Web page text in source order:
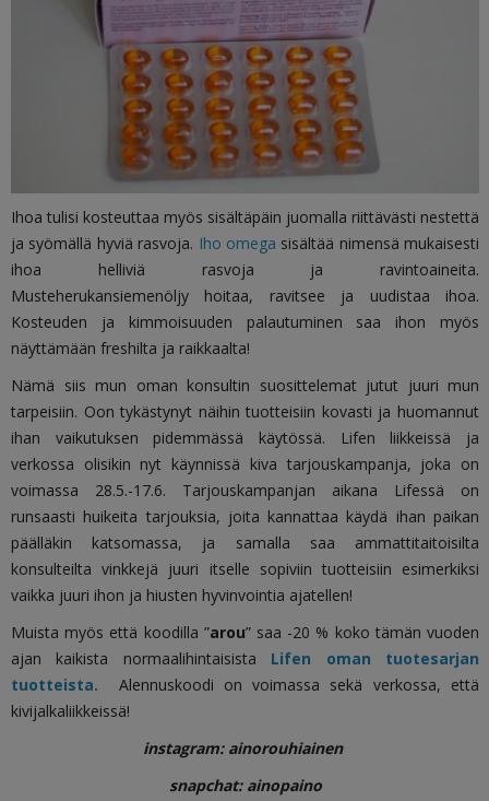
Ihoa tulisi kosteuttaa myös sisältäpäin juomalla riittävästi nestettä
ja syömällä hyviä rasvoja. Iho omega sisältää nimensä mukaisesti
ihoa helliviä rasvoja ja ravintoaineita.
Musteherukansiemenöljy hoitaa, ravitsee ja uudistaa ihoa.
Kosteuden ja kimmoisuuden palautuminen saa ihon myös
näyttämään freshilta ja raikkaalta!
Nämä siis mun oman konsultin suosittelemat jutut juuri mun
tarpeisiin. Oon tykästynyt näihin tuotteisiin kovasti ja huomannut
ihan vaikutuksen pidemmässä käytössä. Lifen liikkeissä ja
verkossa olisikin nyt käynnissä kiva tarjouskampanja, joka on
voimassa 28.5.-17.6. Tarjouskampanjan aikana Lifessä on
runsaasti huikeita tarjouksia, joita kannattaa käydä ihan paikan
päälläkin katsomassa, ja samalla saa ammattitaitoisilta
konsulteilta vinkkejä juuri itselle sopiviin tuotteisiin esimerkiksi
vaikka juuri ihon ja hiusten hyvinvointia ajatellen!
Muista myös että koodilla ”arou”saa -20 % koko tämän vuoden
ajan kaikista normaalihintaisista Lifen oman tuotesarjan
tuotteista. Alennuskoodi on voimassa sekä verkossa, että
kivijalkaliikkeissä!
instagram: ainorouhiainen
snapchat: ainopaino